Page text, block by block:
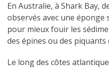
En Australie, à Shark Bay,
observés avec une
pour mieux fouir les
des épines ou des
Le long des côtes